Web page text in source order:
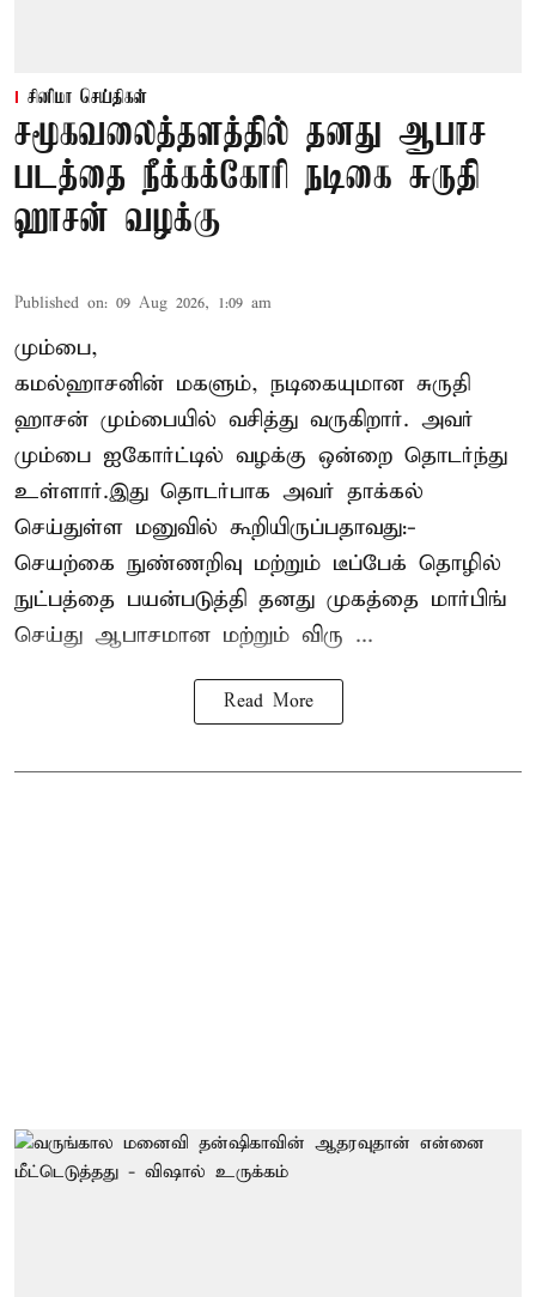
சினிமா செய்திகள்
சமூகவலைத்தளத்தில் தனது ஆபாச
படத்தை நீக்கக்கோரி நடிகை சுருதி
ஹாசன் வழக்கு
Published on: 09 Aug 2026, 1:09 am
மும்பை,
கமல்ஹாசனின் மகளும், நடிகையுமான சுருதி
ஹாசன் மும்பையில் வசித்து வருகிறார். அவர்
மும்பை ஐகோர்ட்டில் வழக்கு ஒன்றை தொடர்ந்து
உள்ளார்.இது தொடர்பாக அவர் தாக்கல்
செய்துள்ள மனுவில் கூறியிருப்பதாவது:-
செயற்கை நுண்ணறிவு மற்றும் டீப்பேக் தொழில்
நுட்பத்தை பயன்படுத்தி தனது முகத்தை மார்பிங்
செய்து ஆபாசமான மற்றும் விரு ...
Read More